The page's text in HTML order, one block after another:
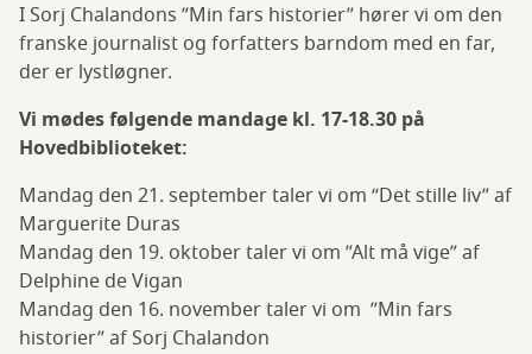
I Sorj Chalandons ”Min fars historier” hører vi om den
franske journalist og forfatters barndom med en far,
der er lystløgner.
Vi mødes følgende mandage kl. 17-18.30 på
Hovedbiblioteket:
Mandag den 21. september taler vi om “Det stille liv” af
Marguerite Duras
Mandag den 19. oktober taler vi om ”Alt må vige” af
Delphine de Vigan
Mandag den 16. november taler vi om ”Min fars
historier” af Sorj Chalandon